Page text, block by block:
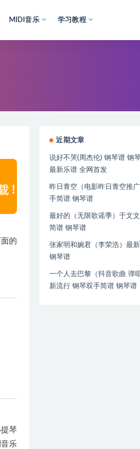
MIDI音乐 学习教程
的
琴
乐
近期文章
说好不哭(周杰伦) 钢琴谱 钢
最新乐谱 全网首发
昨日青空（电影昨日青空推
手简谱 钢琴谱
最好的（无限歌谣季）于文
简谱 钢琴谱
张家明和婉君（李荣浩）最
钢琴谱
一个人去巴黎（抖音歌曲 弹
新流行 钢琴双手简谱 钢琴谱